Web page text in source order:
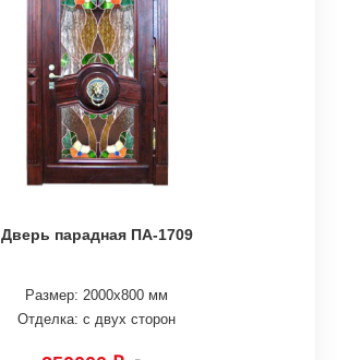
Дверь парадная ПА-1709
Размер: 2000х800 мм
Отделка: с двух сторон